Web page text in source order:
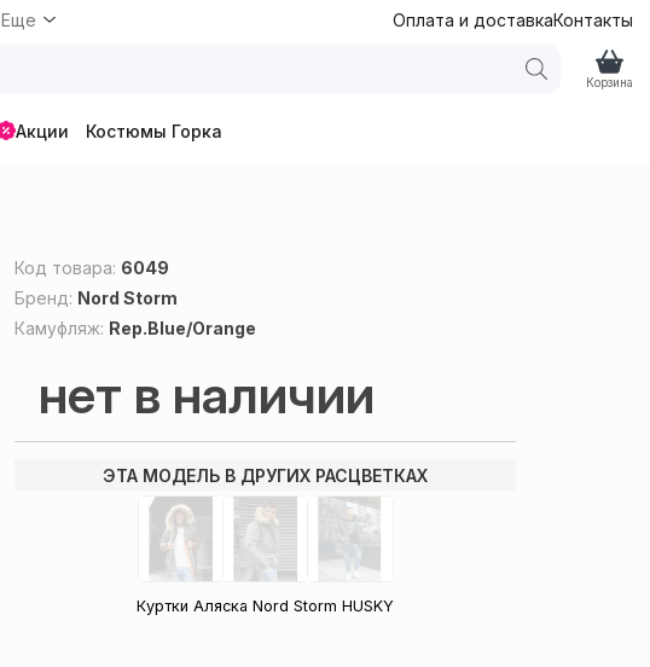
Еще Оплата и доставкаКонтакты
Корзина
Акции Костюмы Горка
Код товара: 6049
Бренд: Nord Storm
Камуфляж: Rep.Blue/Orange
нет в наличии
ЭТА МОДЕЛЬ В ДРУГИХ РАСЦВЕТКАХ
Куртки Аляска Nord Storm HUSKY